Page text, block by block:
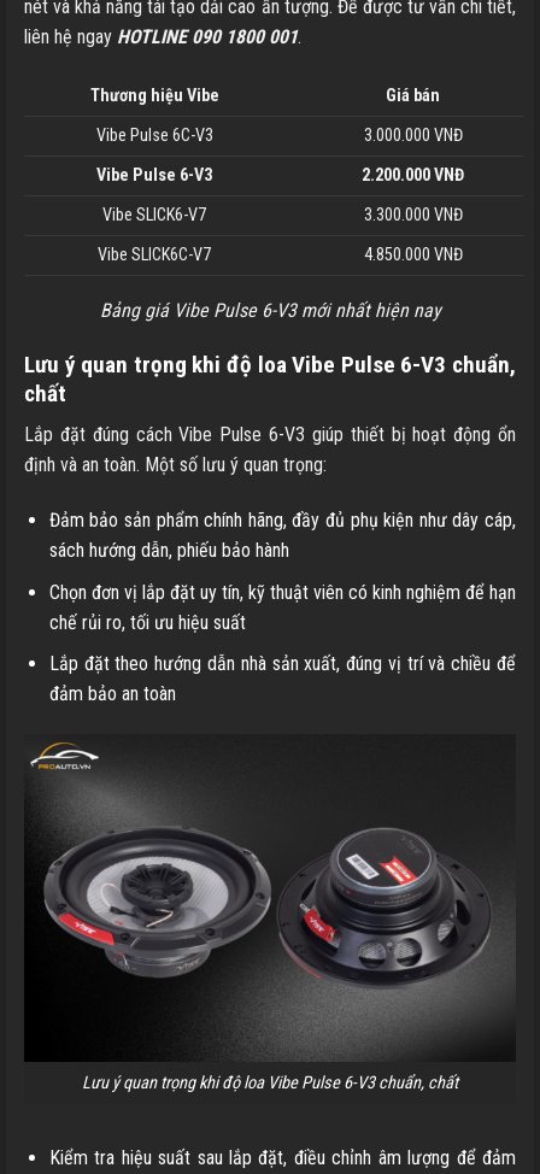
nét và khả năng tái tạo dải cao ấn tượng. Để được tư vấn chi tiết,
liên hệ ngay HOTLINE 090 1800 001.
Thương hiệu Vibe
Giá bán
Vibe Pulse 6C-V3
3.000.000 VNĐ
Vibe Pulse 6-V3
2.200.000 VNĐ
Vibe SLICK6-V7
3.300.000 VNĐ
Vibe SLICK6C-V7
4.850.000 VNĐ
Bảng giá Vibe Pulse 6-V3 mới nhất hiện nay
Lưu ý quan trọng khi độ loa Vibe Pulse 6-V3 chuẩn,
chất
Lắp đặt đúng cách Vibe Pulse 6-V3 giúp thiết bị hoạt động ổn
định và an toàn. Một số lưu ý quan trọng:
Đảm bảo sản phẩm chính hãng, đầy đủ phụ kiện như dây cáp,
sách hướng dẫn, phiếu bảo hành
Chọn đơn vị lắp đặt uy tín, kỹ thuật viên có kinh nghiệm để hạn
chế rủi ro, tối ưu hiệu suất
Lắp đặt theo hướng dẫn nhà sản xuất, đúng vị trí và chiều để
đảm bảo an toàn
Lưu ý quan trọng khi độ loa Vibe Pulse 6-V3 chuẩn, chất
Kiểm tra hiệu suất sau lắp đặt, điều chỉnh âm lượng để đảm